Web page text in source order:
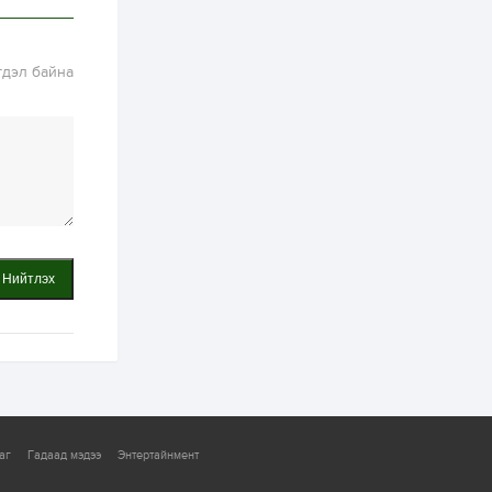
байна
Нийтлэх
Гадаад мэдээ Энтертайнмент